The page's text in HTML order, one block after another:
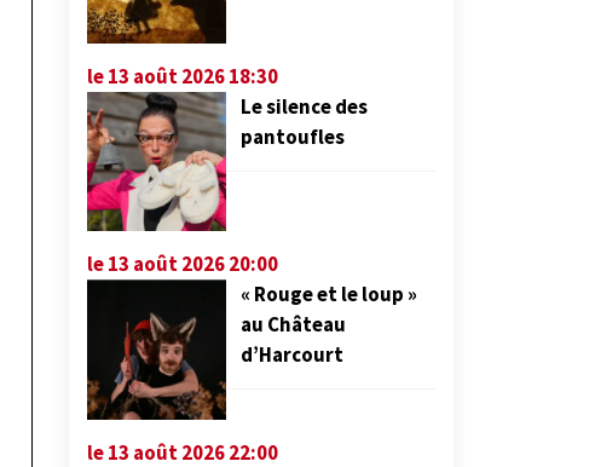
le 13 août 2026 18:30
Le silence des
pantoufles
le 13 août 2026 20:00
« Rouge et le loup »
au Château
d’Harcourt
le 13 août 2026 22:00